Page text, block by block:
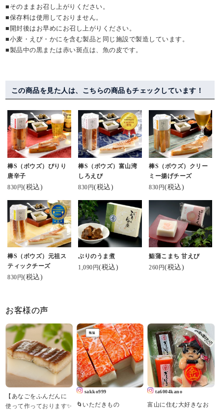
■そのままお召し上がりください。
■保存料は使用しておりません。
■開封後はお早めにお召し上がりください。
■小麦・えび・かにを含む製品と同じ施設で製造しています。
■製品中の黒または赤い斑点は、魚の皮です。
この商品を見た人は、こちらの商品もチェックしています！
棒S（ボウズ）ぴりり
唐辛子
830円(税込)
棒S（ボウズ）富山湾
しろえび
830円(税込)
棒S（ボウズ）クリー
ミー揚げチーズ
830円(税込)
棒S（ボウズ）元祖ス
ティックチーズ
830円(税込)
ぶりのうま煮
1,090円(税込)
鮨蒲こまち 甘えび
260円(税込)
お客様の声
【あなごをふんだんに
使って作っております✨
sakko999
🌀いただきもの
ta6004kano
富山に住む大好きなお